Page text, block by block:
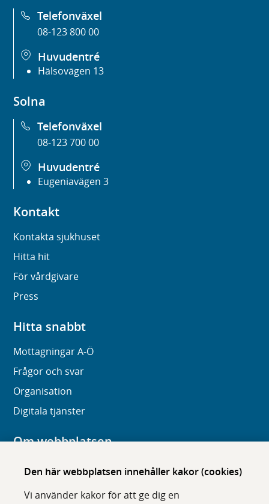
Den här webbplatsen innehåller kakor (cookies)
Vi använder kakor för att ge dig en
Telefonväxel
08-123 800 00
Huvudentré
Hälsovägen 13
Solna
Telefonväxel
08-123 700 00
Huvudentré
Eugeniavägen 3
Kontakt
Kontakta sjukhuset
Hitta hit
För vårdgivare
Press
Hitta snabbt
Mottagningar A-Ö
Frågor och svar
Organisation
Digitala tjänster
Om webbplatsen
Om karolinska.se